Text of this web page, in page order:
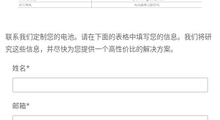
联系我们定制您的电池。请在下面的表格中填写您的信息。我们将研
究这些信息，并尽快为您提供一个高性价比的解决方案。
姓名*
邮箱*